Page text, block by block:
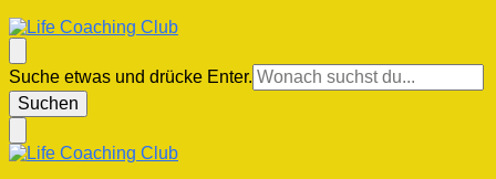
Life Coaching Club
Für Deine Lebenskompetenz
Suchst
du
nach
Suche etwas und drücke Enter.